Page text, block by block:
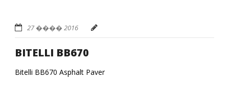
27 ���� 2016
BITELLI BB670
Bitelli BB670 Asphalt Paver